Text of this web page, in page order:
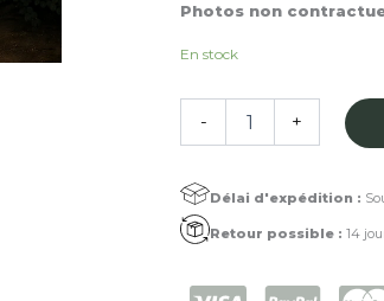
Photos non
En stock
-
de
Guyane®
Amarante
+
Délai d'expédition :
Retour possible : 14